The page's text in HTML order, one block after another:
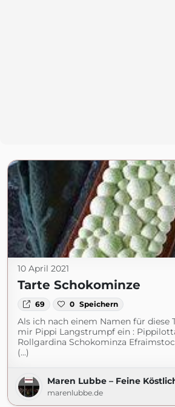
10 April 2021
Tarte Schokominze
69 0 Speichern
Als ich nach einem Namen für diese
mir Pippi Langstrumpf ein :
Rollgardina Schokominza
(...)
Maren Lubbe – Feine
marenlubbe.de